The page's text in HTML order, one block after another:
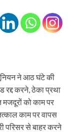
ने आठ घंटे की
रद्द करने, ठेका प्रथा
को काम पर
काम पर वापस
परिसर से बाहर करने